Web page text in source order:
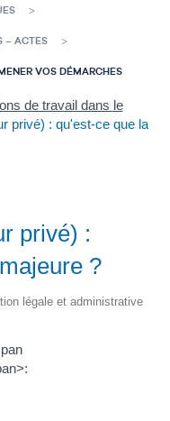
– ACTES
VOS DÉMARCHES
de travail dans le
privé) : qu'est-ce que la
privé) :
?
légale et administrative